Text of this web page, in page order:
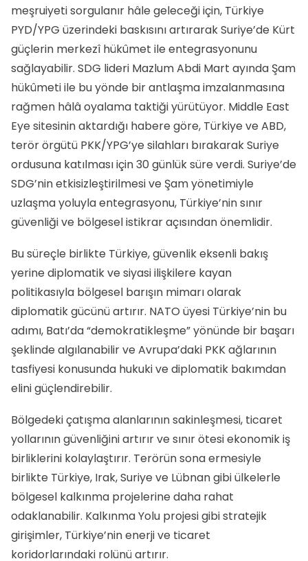
meşruiyeti sorgulanır hâle geleceği için, Türkiye
PYD/YPG üzerindeki baskısını artırarak Suriye’de Kürt
güçlerin merkezî hükûmet ile entegrasyonunu
sağlayabilir. SDG lideri Mazlum Abdi Mart ayında Şam
hükûmeti ile bu yönde bir antlaşma imzalanmasına
rağmen hâlâ oyalama taktiği yürütüyor. Middle East
Eye sitesinin aktardığı habere göre, Türkiye ve ABD,
terör örgütü PKK/YPG’ye silahları bırakarak Suriye
ordusuna katılması için 30 günlük süre verdi. Suriye’de
SDG’nin etkisizleştirilmesi ve Şam yönetimiyle
uzlaşma yoluyla entegrasyonu, Türkiye’nin sınır
güvenliği ve bölgesel istikrar açısından önemlidir.
Bu süreçle birlikte Türkiye, güvenlik eksenli bakış
yerine diplomatik ve siyasi ilişkilere kayan
politikasıyla bölgesel barışın mimarı olarak
diplomatik gücünü artırır. NATO üyesi Türkiye’nin bu
adımı, Batı’da “demokratikleşme” yönünde bir başarı
şeklinde algılanabilir ve Avrupa’daki PKK ağlarının
tasfiyesi konusunda hukuki ve diplomatik bakımdan
elini güçlendirebilir.
Bölgedeki çatışma alanlarının sakinleşmesi, ticaret
yollarının güvenliğini artırır ve sınır ötesi ekonomik iş
birliklerini kolaylaştırır. Terörün sona ermesiyle
birlikte Türkiye, Irak, Suriye ve Lübnan gibi ülkelerle
bölgesel kalkınma projelerine daha rahat
odaklanabilir. Kalkınma Yolu projesi gibi stratejik
girişimler, Türkiye’nin enerji ve ticaret
koridorlarındaki rolünü artırır.